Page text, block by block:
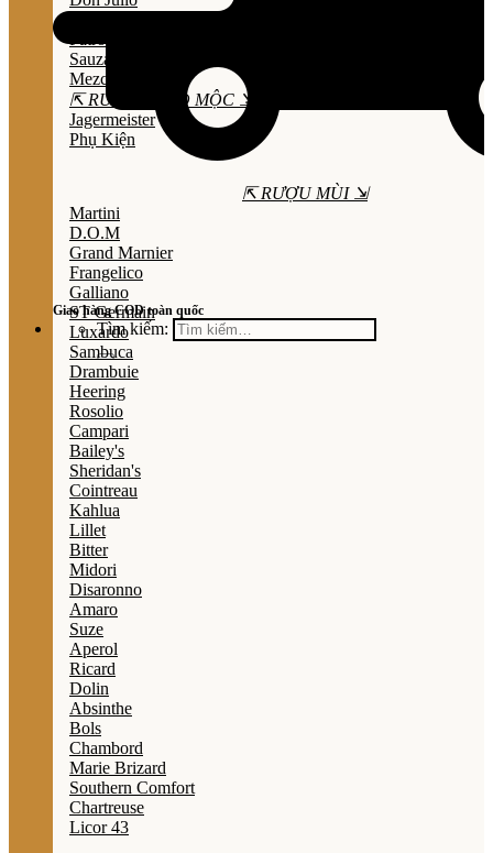
Giao hàng COD toàn quốc
Tìm kiếm:
Sauza
Mezcal
⇱ RƯỢU THẢO MỘC ⇲
Jagermeister
Phụ Kiện
⇱ RƯỢU MÙI ⇲
Martini
D.O.M
Grand Marnier
Frangelico
Galliano
ST Germain
Luxardo
Sambuca
Drambuie
Heering
Rosolio
Campari
Bailey's
Sheridan's
Cointreau
Kahlua
Lillet
Bitter
Midori
Disaronno
Amaro
Suze
Aperol
Ricard
Dolin
Absinthe
Bols
Chambord
Marie Brizard
Southern Comfort
Chartreuse
Licor 43